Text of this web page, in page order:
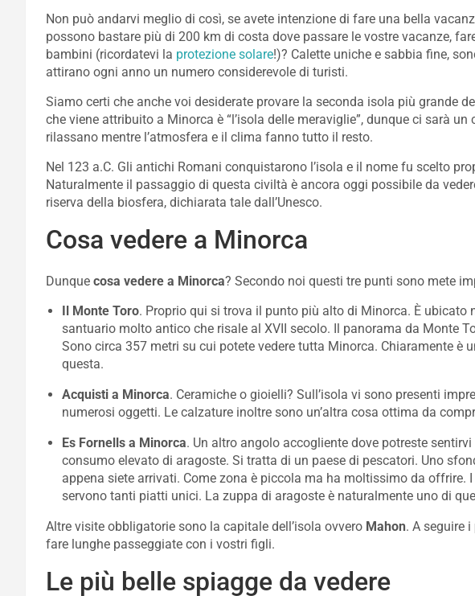
Non può andarvi meglio di così, se avete intenzione di fare una bella
possono bastare più di 200 km di costa dove passare le vostre vacanze,
bambini (ricordatevi la protezione solare!)? Calette uniche e sabbia fine,
attirano ogni anno un numero considerevole di turisti.
Siamo certi che anche voi desiderate provare la seconda isola più grande
che viene attribuito a Minorca è “l’isola delle meraviglie”, dunque ci sarà
rilassano mentre l’atmosfera e il clima fanno tutto il resto.
Nel 123 a.C. Gli antichi Romani conquistarono l’isola e il nome fu scelto
Naturalmente il passaggio di questa civiltà è ancora oggi possibile da
riserva della biosfera, dichiarata tale dall’Unesco.
Cosa vedere a Minorca
Dunque cosa vedere a Minorca? Secondo noi questi tre punti sono mete
Il Monte Toro. Proprio qui si trova il punto più alto di Minorca. È ubicato
santuario molto antico che risale al XVII secolo. Il panorama da Monte
Sono circa 357 metri su cui potete vedere tutta Minorca. Chiaramente è
questa.
Acquisti a Minorca. Ceramiche o gioielli? Sull’isola vi sono presenti
numerosi oggetti. Le calzature inoltre sono un’altra cosa ottima da
Es Fornells a Minorca. Un altro angolo accogliente dove potreste
consumo elevato di aragoste. Si tratta di un paese di pescatori. Uno
appena siete arrivati. Come zona è piccola ma ha moltissimo da offrire.
servono tanti piatti unici. La zuppa di aragoste è naturalmente uno di
Altre visite obbligatorie sono la capitale dell’isola ovvero Mahon. A seguire i
fare lunghe passeggiate con i vostri figli.
Le più belle spiagge da vedere